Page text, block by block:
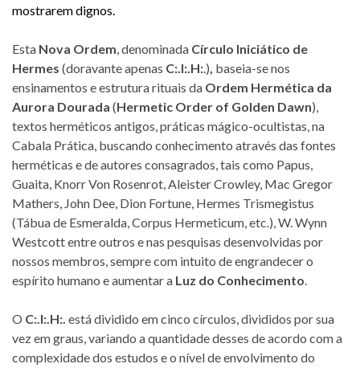
mostrarem dignos.
Esta Nova Ordem, denominada Círculo Iniciático de
Hermes (doravante apenas C:.I:.H:.), baseia-se nos
ensinamentos e estrutura rituais da Ordem Hermética da
Aurora Dourada (Hermetic Order of Golden Dawn),
textos herméticos antigos, práticas mágico-ocultistas, na
Cabala Prática, buscando conhecimento através das fontes
herméticas e de autores consagrados, tais como Papus,
Guaita, Knorr Von Rosenrot, Aleister Crowley, Mac Gregor
Mathers, John Dee, Dion Fortune, Hermes Trismegistus
(Tábua de Esmeralda, Corpus Hermeticum, etc.), W. Wynn
Westcott entre outros e nas pesquisas desenvolvidas por
nossos membros, sempre com intuito de engrandecer o
espírito humano e aumentar a Luz do Conhecimento.
O C:.I:.H:. está dividido em cinco círculos, divididos por sua
vez em graus, variando a quantidade desses de acordo com a
complexidade dos estudos e o nível de envolvimento do